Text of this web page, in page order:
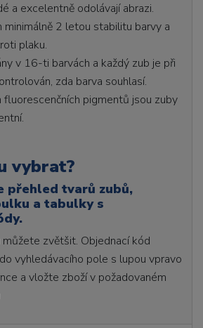
a excelentně odolávají abrazi.
minimálně 2 letou stabilitu barvy a
plaku.
v 16-ti barvách a každý zub je při
zda barva souhlasí.
fluorescenčních pigmentů jsou zuby
vybrat?
přehled tvarů zubů,
a tabulky s
zvětšit. Objednací kód
vyhledávacího pole s lupou vpravo
a vložte zboží v požadovaném